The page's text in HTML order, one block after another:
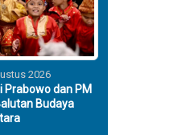
2026
Prabowo dan PM
Budaya